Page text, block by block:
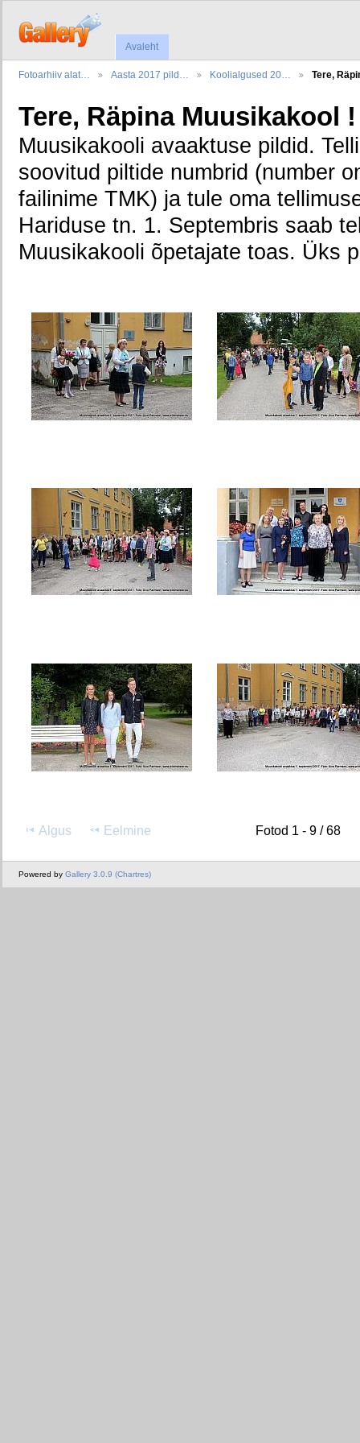
Avaleht
Fotoarhiiv alat… Aasta 2017 pild… Koolialgused 20… Tere,
Tere, Räpina Muusikakool !
Muusikakooli avaaktuse pildid.
soovitud piltide numbrid (number
failinime TMK) ja tule oma
Hariduse tn. 1. Septembris saab
Muusikakooli õpetajate toas. Üks
Algus Eelmine Fotod 1 - 9 / 68
Powered by Gallery 3.0.9 (Chartres)